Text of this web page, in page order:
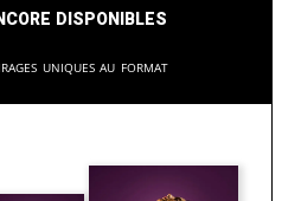
disponibles
uniques au format